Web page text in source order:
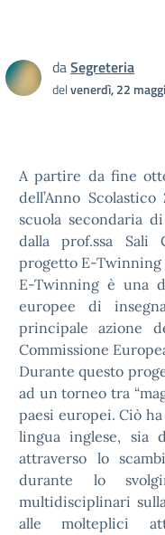
daSegreteria
delvenerdì, 22
A partire da fine
dell’Anno
scuola secondaria
dalla prof.ssa Sali
progetto E-Twinning
E-Twinning è una
europee di
principale azione
Commissione
Durante questo
ad un torneo tra
paesi europei. Ciò
lingua inglese, sia
attraverso lo
durante lo
multidisciplinari
alle molteplici